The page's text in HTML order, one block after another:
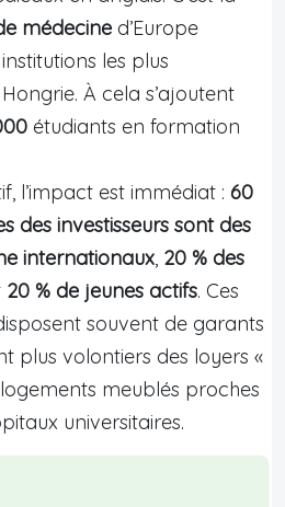
médecine d’Europe
les plus
À cela s’ajoutent
étudiants en formation
l’impact est immédiat : 60
des investisseurs sont des
internationaux, 20 % des
20 % de jeunes actifs. Ces
souvent de garants
plus volontiers des loyers «
meublés proches
universitaires.